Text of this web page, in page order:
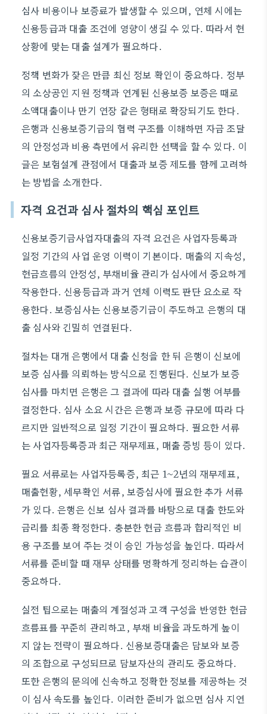
심사 비용이나 보증료가 발생할 수 있으며, 연체 시에는
신용등급과 대출 조건에 영향이 생길 수 있다. 따라서 현
상황에 맞는 대출 설계가 필요하다.
정책 변화가 잦은 만큼 최신 정보 확인이 중요하다. 정부
의 소상공인 지원 정책과 연계된 신용보증 보증은 때로
소액대출이나 만기 연장 같은 형태로 확장되기도 한다.
은행과 신용보증기금의 협력 구조를 이해하면 자금 조달
의 안정성과 비용 측면에서 유리한 선택을 할 수 있다. 이
글은 보험설계 관점에서 대출과 보증 제도를 함께 고려하
는 방법을 소개한다.
자격 요건과 심사 절차의 핵심 포인트
신용보증기금사업자대출의 자격 요건은 사업자등록과
일정 기간의 사업 운영 이력이 기본이다. 매출의 지속성,
현금흐름의 안정성, 부채비율 관리가 심사에서 중요하게
작용한다. 신용등급과 과거 연체 이력도 판단 요소로 작
용한다. 보증심사는 신용보증기금이 주도하고 은행의 대
출 심사와 긴밀히 연결된다.
절차는 대개 은행에서 대출 신청을 한 뒤 은행이 신보에
보증 심사를 의뢰하는 방식으로 진행된다. 신보가 보증
심사를 마치면 은행은 그 결과에 따라 대출 실행 여부를
결정한다. 심사 소요 시간은 은행과 보증 규모에 따라 다
르지만 일반적으로 일정 기간이 필요하다. 필요한 서류
는 사업자등록증과 최근 재무제표, 매출 증빙 등이 있다.
필요 서류로는 사업자등록증, 최근 1~2년의 재무제표,
매출현황, 세무확인 서류, 보증심사에 필요한 추가 서류
가 있다. 은행은 신보 심사 결과를 바탕으로 대출 한도와
금리를 최종 확정한다. 충분한 현금 흐름과 합리적인 비
용 구조를 보여 주는 것이 승인 가능성을 높인다. 따라서
서류를 준비할 때 재무 상태를 명확하게 정리하는 습관이
중요하다.
실전 팁으로는 매출의 계절성과 고객 구성을 반영한 현금
흐름표를 꾸준히 관리하고, 부채 비율을 과도하게 높이
지 않는 전략이 필요하다. 신용보증대출은 담보와 보증
의 조합으로 구성되므로 담보자산의 관리도 중요하다.
또한 은행의 문의에 신속하고 정확한 정보를 제공하는 것
이 심사 속도를 높인다. 이러한 준비가 없으면 심사 지연